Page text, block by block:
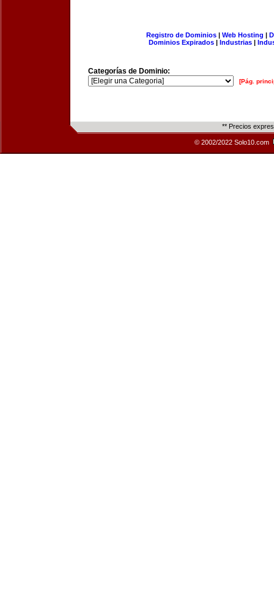
Registro de Dominios| Web Hosting |
Dominios Expirados | Industrias |
Categorías de Dominio:
[Pág.
** Precios
© 2002/2022 Solo10.com